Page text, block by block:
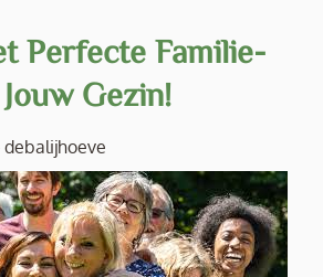
Perfecte Familie-
Gezin!
debalijhoeve